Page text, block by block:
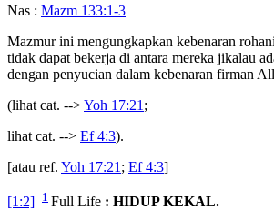
Nas : Mazm 133:1-3
Mazmur ini mengungkapkan kebenaran
tidak dapat bekerja di antara mereka jikalau
dengan penyucian dalam kebenaran firman
(lihat cat. -->Yoh 17:21 ;
lihat cat. --> Ef 4:3).
[atau ref. Yoh 17:21 ; Ef 4:3]
[1:2] 1 Full Life : HIDUP KEKAL.